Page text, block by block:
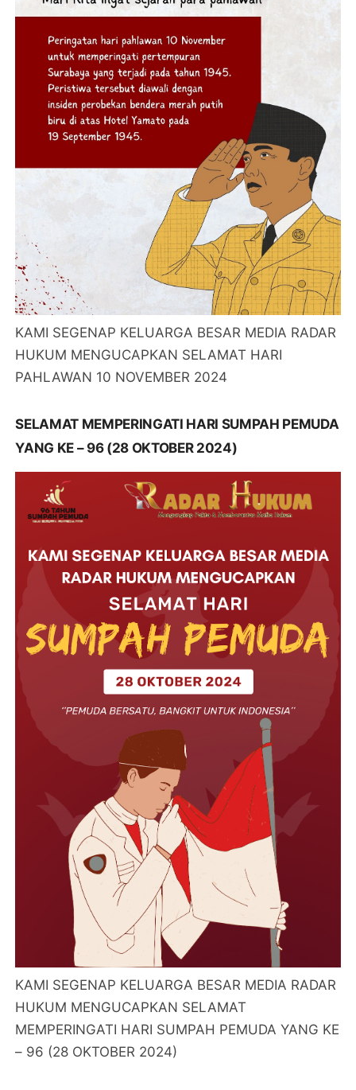
KAMI SEGENAP KELUARGA BESAR MEDIA RADAR
HUKUM MENGUCAPKAN SELAMAT HARI
PAHLAWAN 10 NOVEMBER 2024
SELAMAT MEMPERINGATI HARI SUMPAH PEMUDA
YANG KE – 96 (28 OKTOBER 2024)
KAMI SEGENAP KELUARGA BESAR MEDIA RADAR
HUKUM MENGUCAPKAN SELAMAT
MEMPERINGATI HARI SUMPAH PEMUDA YANG KE
– 96 (28 OKTOBER 2024)